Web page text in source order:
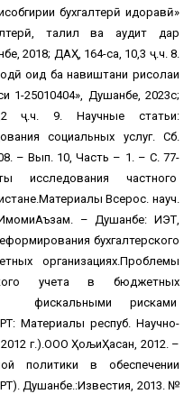
бухгалтерӣ идоравӣ»
таҳлил ва аудит дар
2018; ДАҲ, 164-саҳ, 10,3 ҷ.ч. 8.
оид ба навиштани рисолаи
1-25010404», Душанбе, 2023с;
ҷ.ч. 9. Научные статьи:
социальных услуг. Сб.
– Вып. 10, Часть – 1. – С. 77-
исследования частного
Всерос. науч.
– Душанбе: ИЭТ,
бухгалтерского
организациях.Проблемы
учета в бюджетных
фискальными рисками
Материалы респуб. Научно-
г.).ООО ҲољиҲасан, 2012. –
политики в обеспечении
Душанбе.:Известия, 2013. №